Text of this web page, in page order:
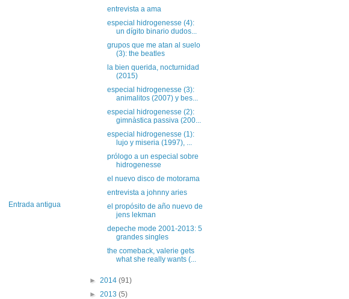
Entrada antigua
entrevista a ama
especial hidrogenesse (4):
un dígito binario dudos...
grupos que me atan al suelo
(3): the beatles
la bien querida, nocturnidad
(2015)
especial hidrogenesse (3):
animalitos (2007) y bes...
especial hidrogenesse (2):
gimnàstica passiva (200...
especial hidrogenesse (1):
lujo y miseria (1997), ...
prólogo a un especial sobre
hidrogenesse
el nuevo disco de motorama
entrevista a johnny aries
el propósito de año nuevo de
jens lekman
depeche mode 2001-2013: 5
grandes singles
the comeback, valerie gets
what she really wants (...
► 2014 (91)
► 2013 (5)